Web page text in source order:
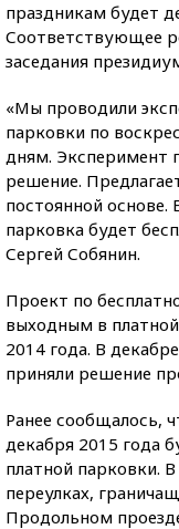
праздникам будет
Соответствующее
заседания
«Мы проводили
парковки по
дням. Эксперимент
решение.
постоянной основе.
парковка будет
Сергей Собянин.
Проект по
выходным в
2014 года. В
приняли решение
Ранее сообщалось,
декабря 2015 года
платной парковки.
переулках,
Продольном